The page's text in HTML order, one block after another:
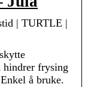
| TURTLE |
hindrer frysing
å bruke.